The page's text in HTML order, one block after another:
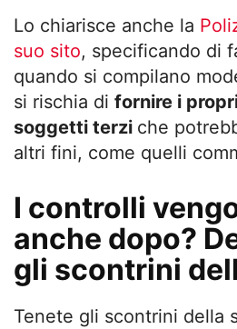
Lo chiarisce anche la
suo sito, specificando di
quando si compilano
si rischia di fornire i
soggetti terzi che
altri fini, come quelli
I controlli
anche dopo?
gli scontrini
Tenete gli scontrini della